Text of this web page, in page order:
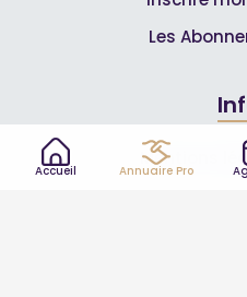
Accueil Annuaire Pro
Les
Mentions